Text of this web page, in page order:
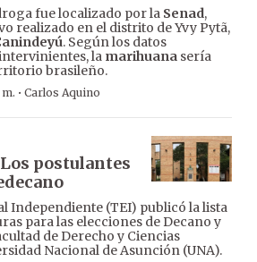
fue localizado por la Senad,
realizado en el distrito de Yvy Pytã,
. Según los datos
la marihuana sería
brasileño.
· Carlos Aquino
postulantes
Independiente (TEI) publicó la lista
para las elecciones de Decano y
de Derecho y Ciencias
Nacional de Asunción (UNA).